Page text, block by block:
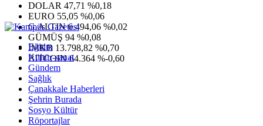
DOLAR 47,71 %0,18
EURO 55,05 %0,06
G.ALTIN6.494,06 %0,02
GÜMÜŞ 94 %0,08
IMKB 13.798,82 %0,70
BITCOIN64.364 %-0,60
Eğitim
Kültür-sanat
Gündem
Sağlık
Çanakkale Haberleri
Şehrin Burada
Sosyo Kültür
Röportajlar